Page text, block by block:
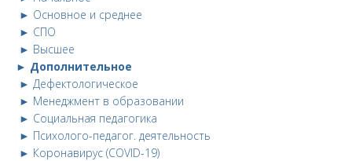
► Основное и среднее
► СПО
► Высшее
► Дополнительное
► Дефектологическое
► Менеджмент в образовании
► Социальная педагогика
► Психолого-педагог. деятельность
► Коронавирус (COVID-19)